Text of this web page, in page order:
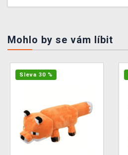
Mohlo by se vám líbit
Sleva 30 %